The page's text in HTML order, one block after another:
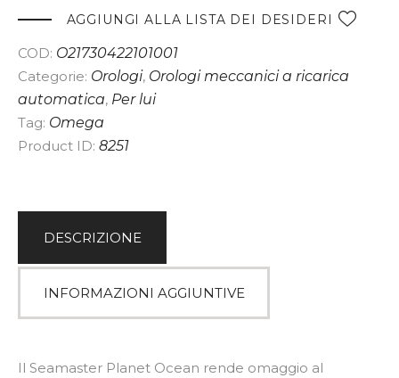
e
a
AGGIUNGI ALLA LISTA DEI DESIDERI
COD: O21730422101001
Categorie: Orologi, Orologi meccanici a ricarica
automatica, Per lui
Tag: Omega
Product ID: 8251
DESCRIZIONE
INFORMAZIONI AGGIUNTIVE
Il Seamaster Planet Ocean rende omaggio al